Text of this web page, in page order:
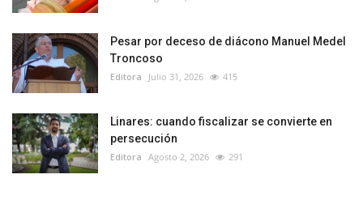
Pesar por deceso de diácono Manuel Medel
Troncoso
Editora Julio 31, 2026 415
Linares: cuando fiscalizar se convierte en
persecución
Editora Agosto 2, 2026 291